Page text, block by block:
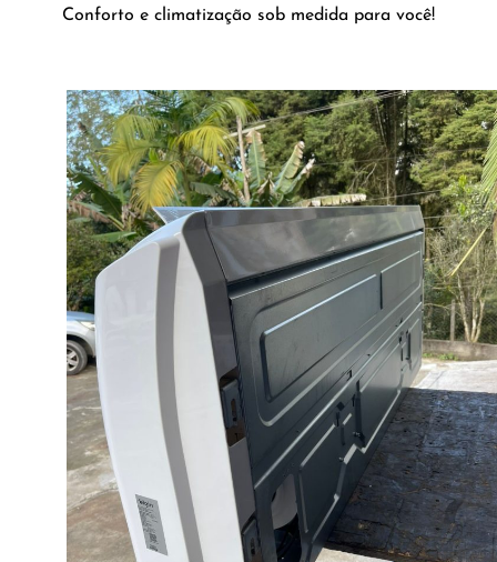
Conforto e climatização sob medida para você!